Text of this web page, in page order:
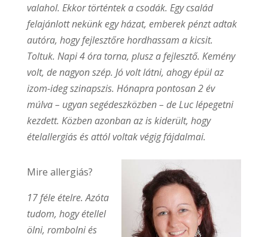
valahol. Ekkor történtek a csodák. Egy család
felajánlott nekünk egy házat, emberek pénzt adtak
autóra, hogy fejlesztőre hordhassam a kicsit.
Toltuk. Napi 4 óra torna, plusz a fejlesztő. Kemény
volt, de nagyon szép. Jó volt látni, ahogy épül az
izom-ideg szinapszis. Hónapra pontosan 2 év
múlva – ugyan segédeszközben – de Luc lépegetni
kezdett. Közben azonban az is kiderült, hogy
ételallergiás és attól voltak végig fájdalmai.
Mire allergiás?
17 féle ételre. Azóta
tudom, hogy étellel
ölni, rombolni és